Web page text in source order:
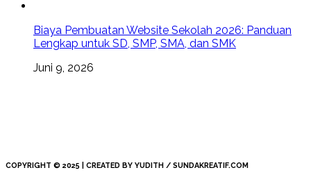
Biaya Pembuatan Website Sekolah 2026: Panduan
Lengkap untuk SD, SMP, SMA, dan SMK
Juni 9, 2026
COPYRIGHT © 2025 | CREATED BY YUDITH / SUNDAKREATIF.COM